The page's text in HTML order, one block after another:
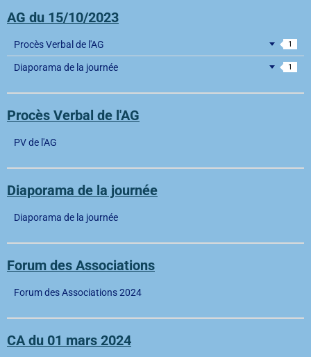
AG du 15/10/2023
Procès Verbal de l'AG 1
Diaporama de la journée 1
Procès Verbal de l'AG
PV de l'AG
Diaporama de la journée
Diaporama de la journée
Forum des Associations
Forum des Associations 2024
CA du 01 mars 2024